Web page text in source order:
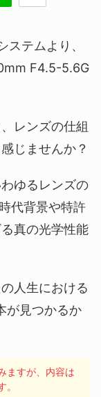
テムより、
F4.5-5.6G
レンズの仕組
じませんか？
ゆるレンズの
代背景や特許
真の光学性能
人生における
が見つかるか
ますが、内容は